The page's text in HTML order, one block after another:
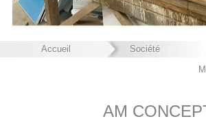
Accueil
Société
AM